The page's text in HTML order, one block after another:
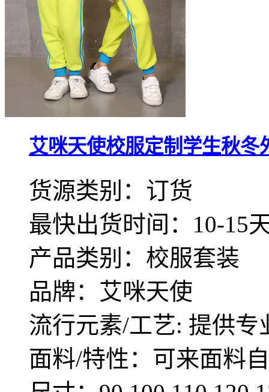
艾咪天使校服定制学生秋冬
货源类别：订货
最快出货时间：10-15
产品类别：校服套装
品牌：艾咪天使
流行元素/工艺: 提供专
面料/特性：可来面料